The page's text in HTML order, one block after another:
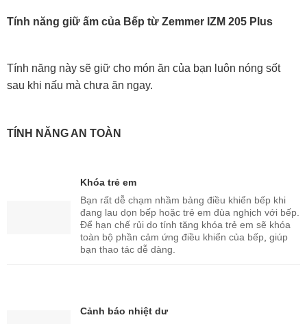
Tính năng giữ ấm của Bếp từ Zemmer IZM 205 Plus
Tính năng này sẽ giữ cho món ăn của bạn luôn nóng sốt
sau khi nấu mà chưa ăn ngay.
TÍNH NĂNG AN TOÀN
Khóa trẻ em
Bạn rất dễ chạm nhầm bảng điều khiển bếp khi
đang lau dọn bếp hoặc trẻ em đùa nghịch với bếp.
Để hạn chế rủi do tính tăng khóa trẻ em sẽ khóa
toàn bộ phần cảm ứng điều khiển của bếp, giúp
bạn thao tác dễ dàng.
Cảnh báo nhiệt dư